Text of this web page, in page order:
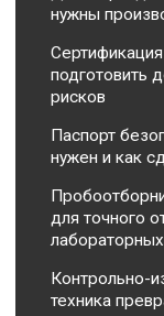
нужны
подготовить
рисков
Паспорт
нужен и как
для точного
Контрольно-
техника